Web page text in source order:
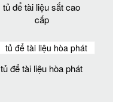
tủ để tài liệu sắt cao
cấp
tủ để tài liệu hòa phát